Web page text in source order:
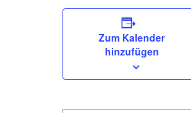
Zum Kalender
hinzufügen